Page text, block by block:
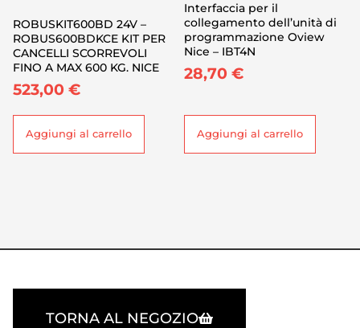
ROBUSKIT600BD 24V –
ROBUS600BDKCE KIT PER
CANCELLI SCORREVOLI
FINO A MAX 600 KG. NICE
523,00 €
Aggiungi al carrello
Interfaccia per il
collegamento dell’unità di
programmazione Oview
Nice – IBT4N
28,70 €
Aggiungi al carrello
TORNA AL NEGOZIO